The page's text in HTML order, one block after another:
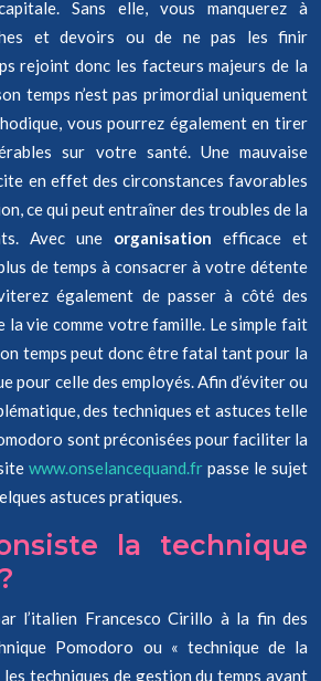
Sans elle, vous manquerez à
et devoirs ou de ne pas les finir
rejoint donc les facteurs majeurs de la
temps n’est pas primordial uniquement
vous pourrez également en tirer
sur votre santé. Une mauvaise
en effet des circonstances favorables
ce qui peut entraîner des troubles de la
Avec une organisation efficace et
de temps à consacrer à votre détente
également de passer à côté des
la vie comme votre famille. Le simple fait
temps peut donc être fatal tant pour la
pour celle des employés. Afin d’éviter ou
des techniques et astuces telle
sont préconisées pour faciliter la
www.onselancequand.fr passe le sujet
astuces pratiques.
la technique
l’italien Francesco Cirillo à la fin des
Pomodoro ou « technique de la
techniques de gestion du temps ayant